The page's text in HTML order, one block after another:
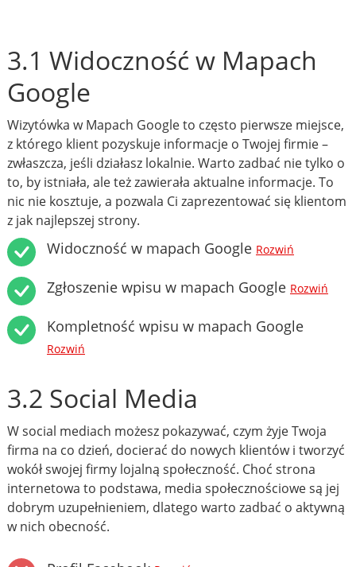
3.1 Widoczność w Mapach
Google
Wizytówka w Mapach Google to często pierwsze miejsce,
z którego klient pozyskuje informacje o Twojej firmie –
zwłaszcza, jeśli działasz lokalnie. Warto zadbać nie tylko o
to, by istniała, ale też zawierała aktualne informacje. To
nic nie kosztuje, a pozwala Ci zaprezentować się klientom
z jak najlepszej strony.
Widoczność w mapach Google Rozwiń
Zgłoszenie wpisu w mapach Google Rozwiń
Kompletność wpisu w mapach Google
Rozwiń
3.2 Social Media
W social mediach możesz pokazywać, czym żyje Twoja
firma na co dzień, docierać do nowych klientów i tworzyć
wokół swojej firmy lojalną społeczność. Choć strona
internetowa to podstawa, media społecznościowe są jej
dobrym uzupełnieniem, dlatego warto zadbać o aktywną
w nich obecność.